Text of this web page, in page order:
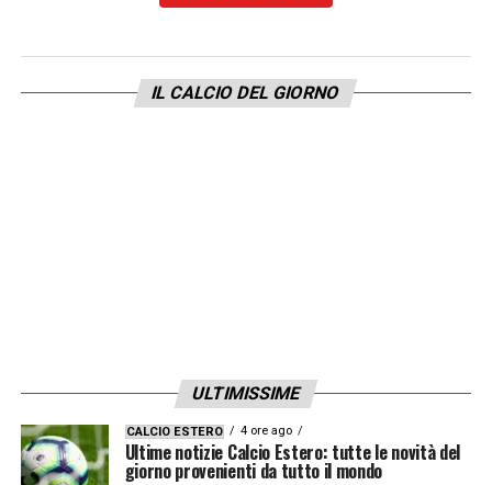
con le squadre nella Superlega non potranno
giocare né ai Mondiali né agli Europei né in
IL CALCIO DEL GIORNO
ULTIMISSIME
CALCIO ESTERO 4 ore ago
Ultime notizie Calcio Estero: tutte le novità del
giorno provenienti da tutto il mondo